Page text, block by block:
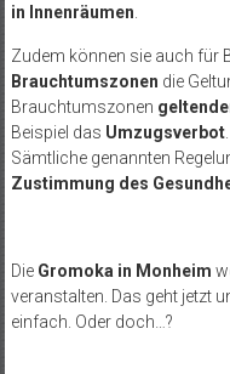
in Innenräumen
Zudem können sie auch für
Brauchtumszonen die
Brauchtumszonen
Beispiel das Umzugsverbot.
Sämtliche genannten
Zustimmung des
Die Gromoka in Monheim
veranstalten. Das geht jetzt
einfach. Oder doch…?